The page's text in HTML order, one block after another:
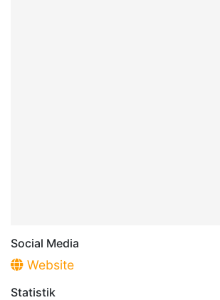
Social Media
Website
Statistik